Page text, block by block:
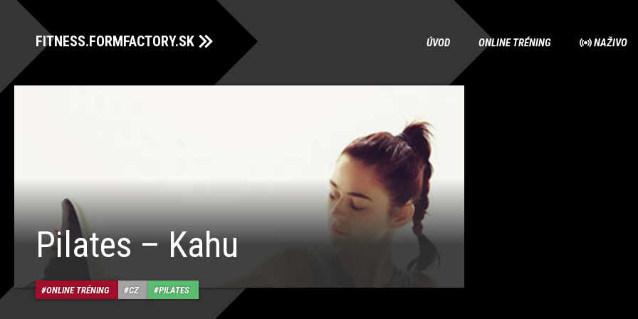
FITNESS.FORMFACTORY.SK ÚVOD ONLINE TRÉNING NAŽIVO
Pilates – Kahu
ONLINE TRÉNING CZ PILATES